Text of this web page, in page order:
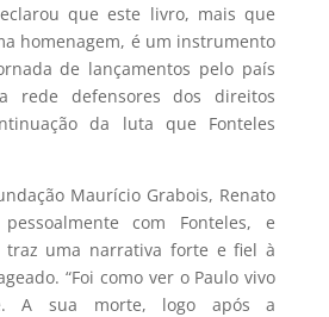
que este livro, mais que
homenagem, é um instrumento
de lançamentos pelo país
rede defensores dos direitos
da luta que Fonteles
Maurício Grabois, Renato
com Fonteles, e
uma narrativa forte e fiel à
“Foi como ver o Paulo vivo
A sua morte, logo após a